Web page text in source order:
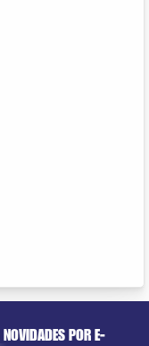
NOVIDADES POR E-